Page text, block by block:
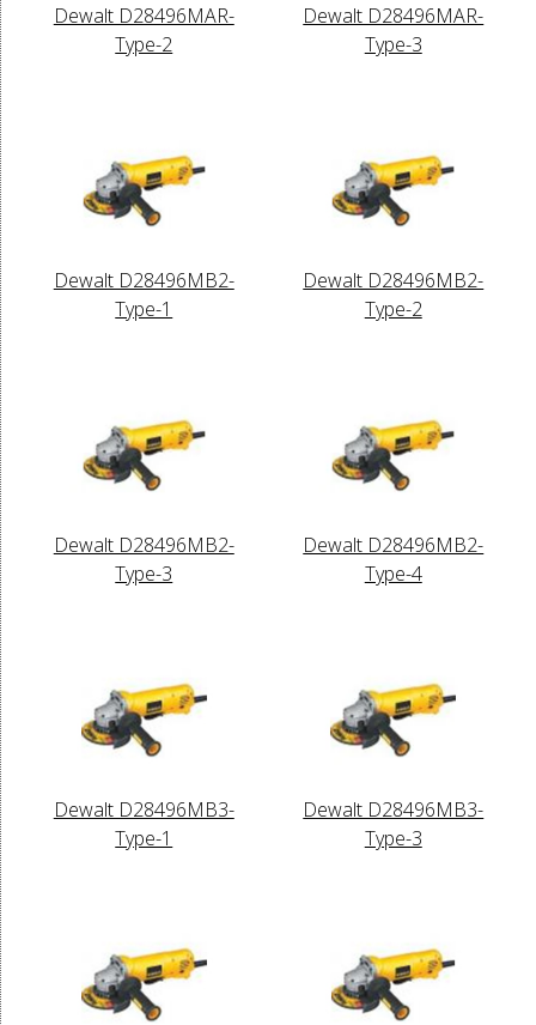
Dewalt D28496MAR-
Type-2
Dewalt D28496MAR-
Type-3
Dewalt D28496MB2-
Type-1
Dewalt D28496MB2-
Type-2
Dewalt D28496MB2-
Type-3
Dewalt D28496MB2-
Type-4
Dewalt D28496MB3-
Type-1
Dewalt D28496MB3-
Type-3